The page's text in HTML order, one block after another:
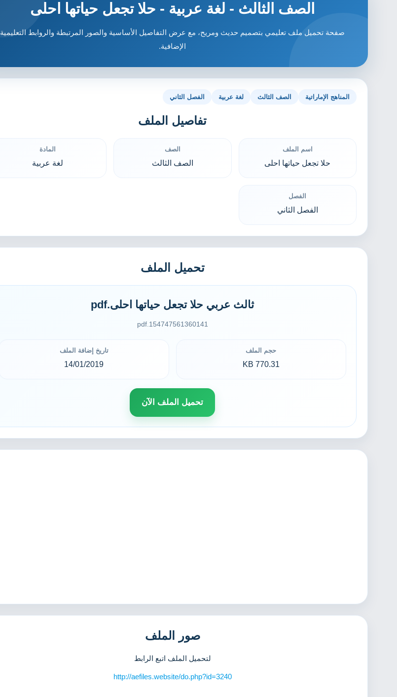
الصف الثالث - لغة عربية - حلا تجعل حياتها احلى
صفحة تحميل ملف تعليمي بتصميم حديث ومريح، مع عرض التفاصيل الأساسية والصور المرتبطة والروابط التعليمية
الإضافية.
المناهج الإماراتية الصف الثالث لغة عربية الفصل الثاني
تفاصيل الملف
اسم الملف
حلا تجعل حياتها احلى
الصف
الصف الثالث
المادة
لغة عربية
الفصل
الفصل الثاني
تحميل الملف
ثالث عربي حلا تجعل حياتها احلى.pdf
154747561360141.pdf
حجم الملف
770.31 KB
تاريخ إضافة الملف
14/01/2019
تحميل الملف الآن
صور الملف
لتحميل الملف اتبع الرابط
http://aefiles.website/do.php?id=3240